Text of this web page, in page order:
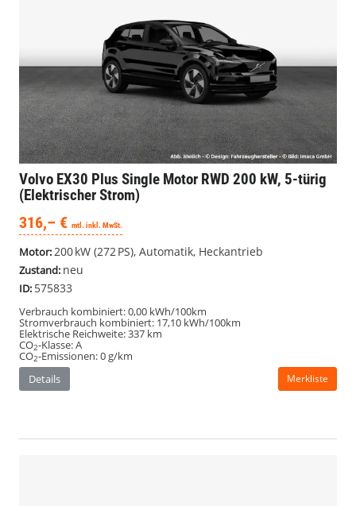
Volvo EX30 Plus Single Motor RWD 200 kW, 5-türig
(Elektrischer Strom)
316,– € mtl. inkl. MwSt.
Motor: 200 kW (272 PS), Automatik, Heckantrieb
Zustand: neu
ID: 575833
Verbrauch kombiniert:0,00 kWh/100km
Stromverbrauch kombiniert: 17,10 kWh/100km
Elektrische Reichweite:337 km
CO2-Klasse:A
CO2-Emissionen:0 g/km
Details
Merkliste